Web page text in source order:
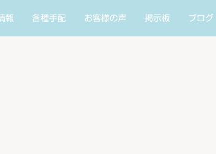
報 各種手配 お客様の声 掲示板 ブログ